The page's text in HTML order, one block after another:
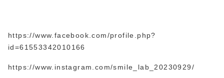
https://www.facebook.com/profile.php?
id=61553342010166
https://www.instagram.com/smile_lab_20230929/